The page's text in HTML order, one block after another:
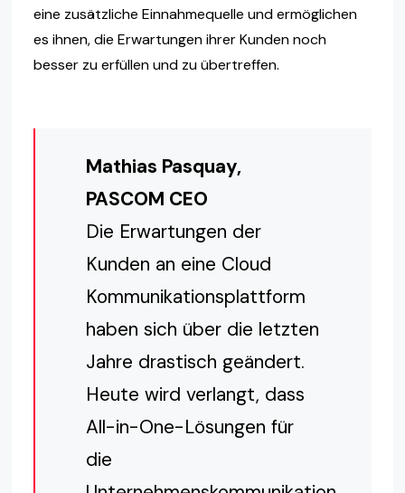
eine zusätzliche Einnahmequelle und ermöglichen
es ihnen, die Erwartungen ihrer Kunden noch
besser zu erfüllen und zu übertreffen.
Mathias Pasquay,
PASCOM CEO
Die Erwartungen der
Kunden an eine Cloud
Kommunikationsplattform
haben sich über die letzten
Jahre drastisch geändert.
Heute wird verlangt, dass
All-in-One-Lösungen für
die